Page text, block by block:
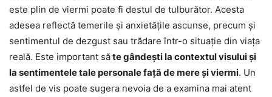
este plin de viermi poate fi destul de tulburător. Acesta
adesea reflectă temerile și anxietățile ascunse, precum și
sentimentul de dezgust sau trădare într-o situație din viața
reală. Este important săte gândești la contextul visului și
la sentimentele tale personale față de mere și viermi. Un
astfel de vis poate sugera nevoia de a examina mai atent